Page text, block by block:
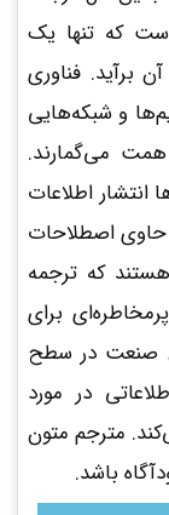
که تنها یک
برآید. فناوری
و شبکه‌هایی
همت می‌گمارند.
اطلاعات
حاوی اصطلاحات
که ترجمه
برای
صنعت در سطح
در مورد
مترجم متون
باشد.